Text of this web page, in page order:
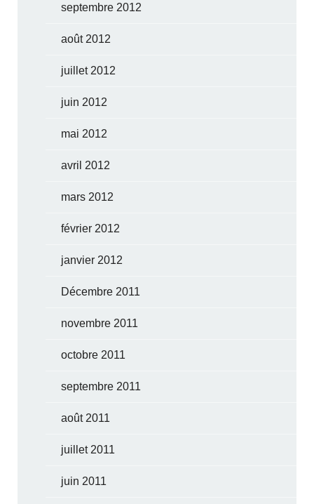
septembre 2012
août 2012
juillet 2012
juin 2012
mai 2012
avril 2012
mars 2012
février 2012
janvier 2012
Décembre 2011
novembre 2011
octobre 2011
septembre 2011
août 2011
juillet 2011
juin 2011